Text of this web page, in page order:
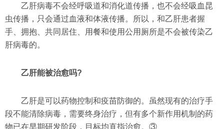
乙肝病毒不会经呼吸道和消化道传播，也不会经吸血昆
虫传播，只会通过血液和体液传播。所以，和乙肝患者握
手、拥抱、共同居住、用餐和使用公用厕所是不会被传染乙
肝病毒的。
乙肝能被治愈吗?
乙肝是可以药物控制和疫苗防御的。虽然现有的治疗手
段不能清除病毒，需要终身治疗，但有多个新作用机制的药
物已在早期研发阶段，目标均直指治愈。③